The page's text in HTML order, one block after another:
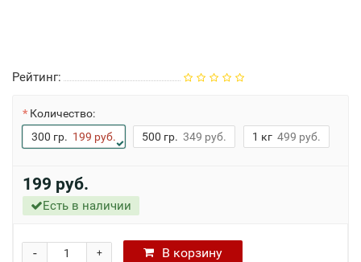
Рейтинг:
Количество:
300 гр. 199 руб. 500 гр. 349 руб. 1 кг 499 руб.
199 руб.
Есть в наличии
+
- В корзину